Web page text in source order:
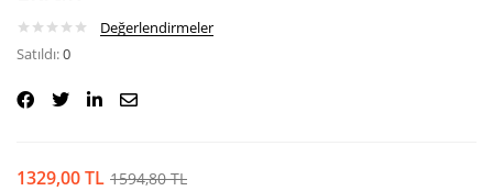
Değerlendirmeler
Satıldı:0
1329,00TL 1594,80TL